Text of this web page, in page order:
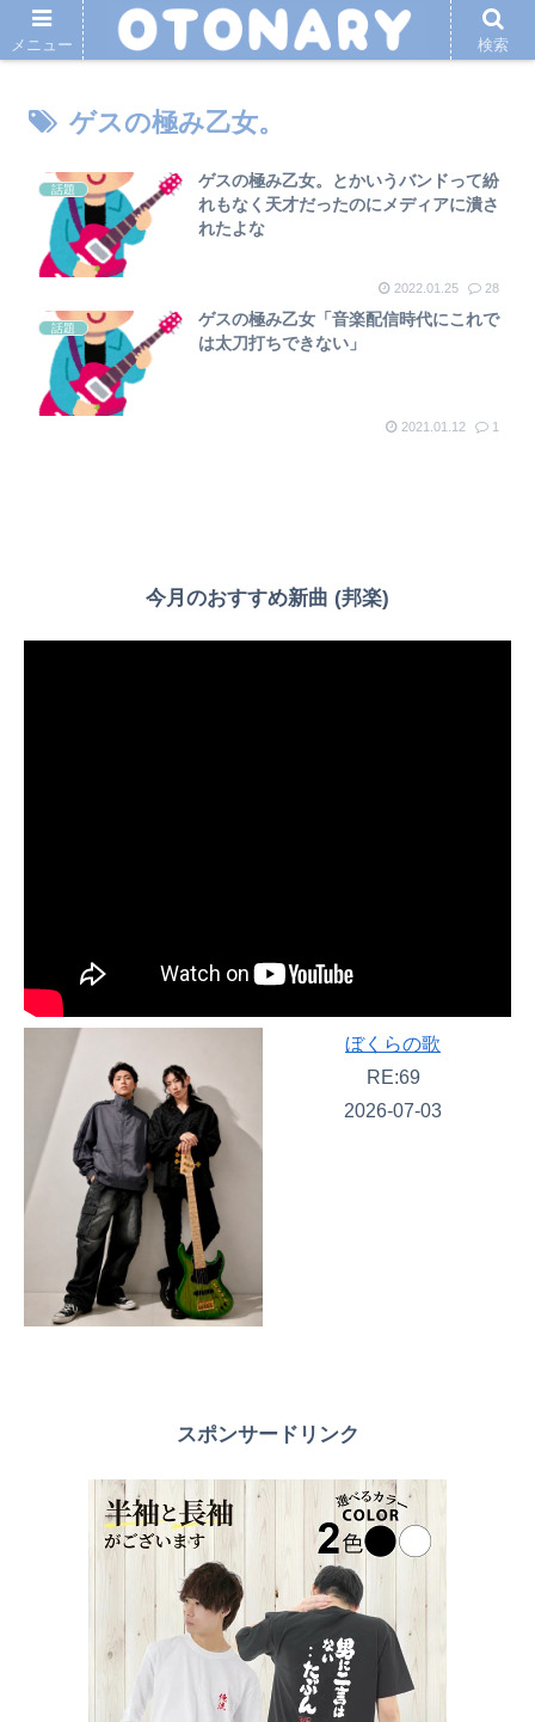
ゲスの極み乙女。
話題
ゲスの極み乙女。とかいうバンドって紛
れもなく天才だったのにメディアに潰さ
れたよな
2022.01.25 28
話題
ゲスの極み乙女「音楽配信時代にこれで
は太刀打ちできない」
2021.01.12 1
今月のおすすめ新曲 (邦楽)
ぼくらの歌
RE:69
2026-07-03
スポンサードリンク
メニュー 検索